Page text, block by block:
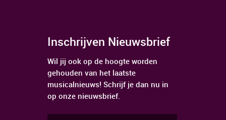
Inschrijven Nieuwsbrief
Wil jij ook op de hoogte worden
gehouden van het laatste
musicalnieuws! Schrijf je dan nu in
op onze nieuwsbrief.